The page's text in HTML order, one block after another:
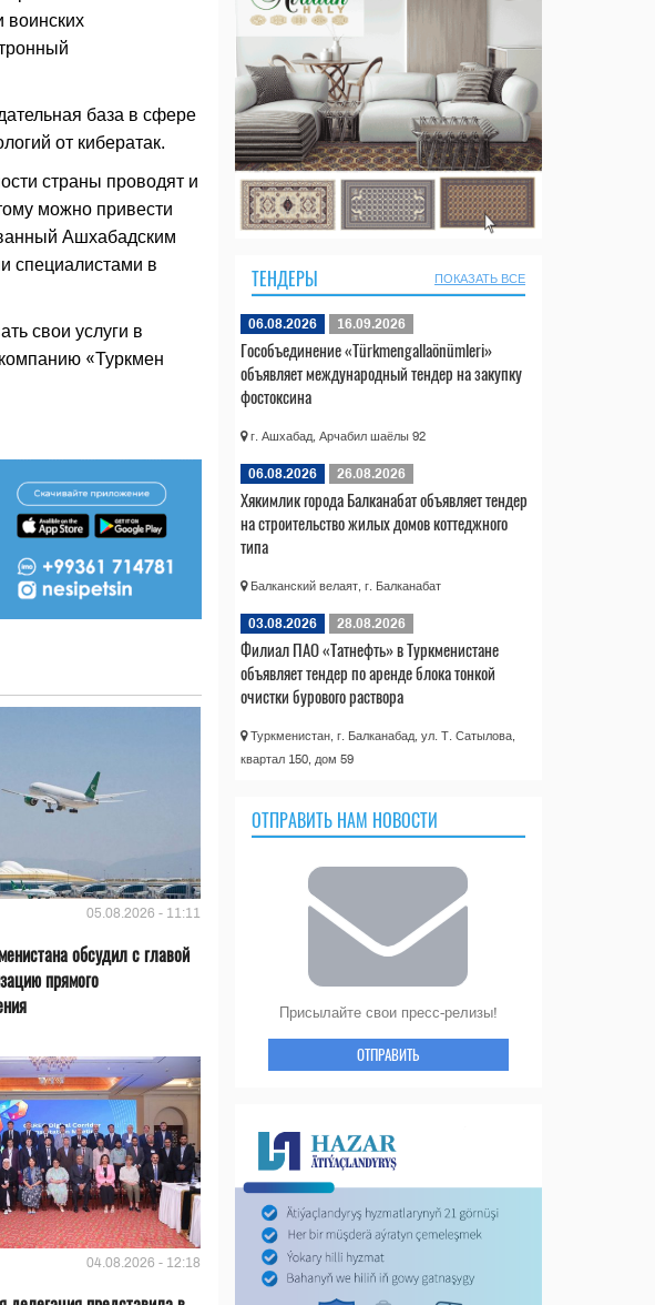
воинских
база в сфере
от кибератак.
страны проводят и
можно привести
Ашхабадским
специалистами в
свои услуги в
«Туркмен
05.08.2026 - 11:11
обсудил с главой
прямого
04.08.2026 - 12:18
ТЕНДЕРЫ ПОКАЗАТЬ ВСЕ
06.08.2026 16.09.2026
Гособъединение «Türkmengallaönümleri»
объявляет международный тендер на закупку
фостоксина
г. Ашхабад, Арчабил шаёлы 92
06.08.2026 26.08.2026
Хякимлик города Балканабат объявляет тендер
на строительство жилых домов коттеджного
типа
Балканский велаят, г. Балканабат
03.08.2026 28.08.2026
Филиал ПАО «Татнефть» в Туркменистане
объявляет тендер по аренде блока тонкой
очистки бурового раствора
Туркменистан, г. Балканабад, ул. Т. Сатылова,
квартал 150, дом 59
ОТПРАВИТЬ НАМ НОВОСТИ
Присылайте свои пресс-релизы!
ОТПРАВИТЬ